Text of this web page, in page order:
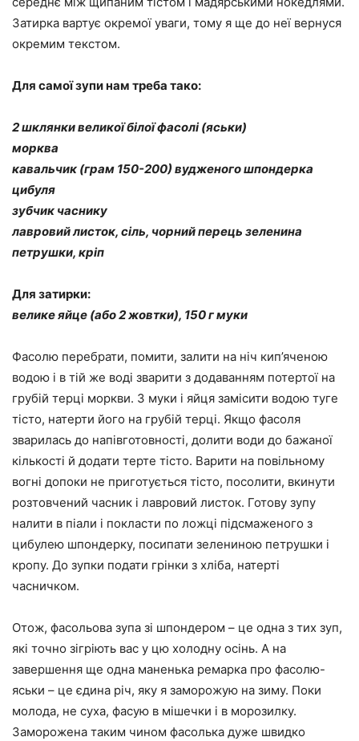
Затирка вартує окремої уваги, тому я ще до неї вернуся
окремим текстом.
Для самої зупи нам треба тако:
2 шклянки великої білої фасолі (яськи)
морква
кавальчик (грам 150-200) вудженого шпондерка
цибуля
зубчик часнику
лавровий листок, сіль, чорний перець зеленина
петрушки, кріп
Для затирки:
велике яйце (або 2 жовтки), 150 г муки
Фасолю перебрати, помити, залити на ніч кип’яченою
водою і в тій же воді зварити з додаванням потертої на
грубій терці моркви. З муки і яйця замісити водою туге
тісто, натерти його на грубій терці. Якщо фасоля
зварилась до напівготовності, долити води до бажаної
кількості й додати терте тісто. Варити на повільному
вогні допоки не приготується тісто, посолити, вкинути
розтовчений часник і лавровий листок. Готову зупу
налити в піали і покласти по ложці підсмаженого з
цибулею шпондерку, посипати зелениною петрушки і
кропу. До зупки подати грінки з хліба, натерті
часничком.
Отож, фасольова зупа зі шпондером – це одна з тих зуп,
які точно зігріють вас у цю холодну осінь. А на
завершення ще одна маненька ремарка про фасолю-
яськи – це єдина річ, яку я заморожую на зиму. Поки
молода, не суха, фасую в мішечки і в морозилку.
Заморожена таким чином фасолька дуже швидко